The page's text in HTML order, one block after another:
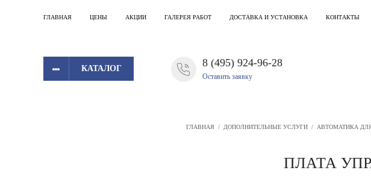
ГЛАВНАЯ ЦЕНЫ АКЦИИ ГАЛЕРЕЯ РАБОТ ДОСТАВКА И УСТАНОВКА КОНТАКТЫ
КАТАЛОГ 8 (495) 924-96-28
Оставить заявку
ГЛАВНАЯ / ДОПОЛНИТЕЛЬНЫЕ УСЛУГИ / АВТОМАТИКА
ПЛАТА